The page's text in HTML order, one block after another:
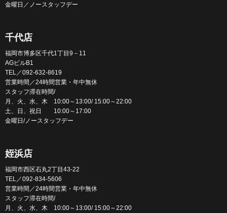
金曜日／ノースタッフデー
千代店
福岡市博多区千代1丁目9－11
AGビルB1
TEL／092-632-8619
営業時間／24時間営業・年中無休
スタッフ滞在時間/
月、火、水、木 10:00～13:00/ 15:00～22:00
土、日、祝日 10:00～17:00
金曜日/ノースタッフデー
姪浜店
福岡市西区石丸2丁目43-22
TEL／092-834-5606
営業時間／24時間営業・年中無休
スタッフ滞在時間/
月、火、水、木 10:00～13:00/ 15:00～22:00